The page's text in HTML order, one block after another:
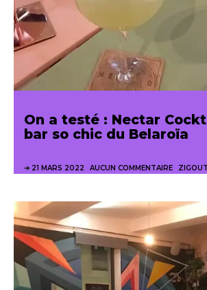
On a testé : Nectar
bar so chic du Belaroïa
21 MARS 2022 AUCUN COMMENTAIRE